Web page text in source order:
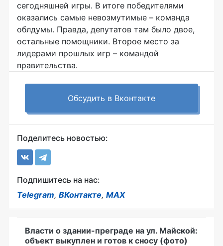
сегодняшней игры. В итоге победителями
оказались самые невозмутимые – команда
облдумы. Правда, депутатов там было двое,
остальные помощники. Второе место за
лидерами прошлых игр – командой
правительства.
Обсудить в Вконтакте
Поделитесь новостью:
Подпишитесь на нас:
Telegram, ВКонтакте, MAX
Власти о здании-преграде на ул. Майской:
объект выкуплен и готов к сносу (фото)